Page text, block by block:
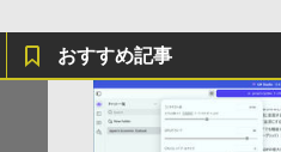
学/WEB会議
￥1,964
Xiaomi シャ
￥250
￥998
by Amazon
強炭酸水 ペ
art Basic)
版ビッグガ
￥810
おすすめ記事